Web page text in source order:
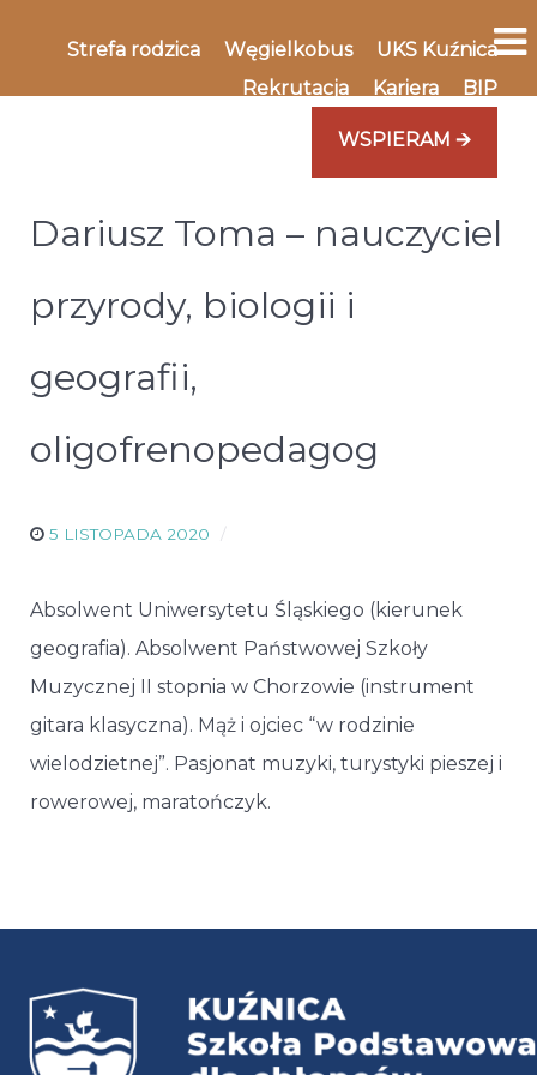
Strefa rodzica Węgielkobus
UKS Kuźnica
Rekrutacja
Kariera BIP
WSPIERAM 🡪
Dariusz Toma – nauczyciel
przyrody, biologii i
geografii,
oligofrenopedagog
5 LISTOPADA 2020
Absolwent Uniwersytetu Śląskiego (kierunek
geografia). Absolwent Państwowej Szkoły
Muzycznej II stopnia w Chorzowie (instrument
gitara klasyczna). Mąż i ojciec “w rodzinie
wielodzietnej”. Pasjonat muzyki, turystyki pieszej i
rowerowej, maratończyk.